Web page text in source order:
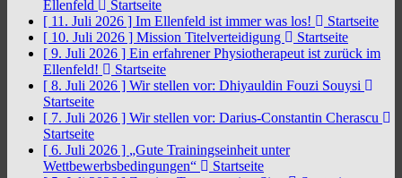
Ellenfeld
Startseite
[ 11. Juli 2026 ] Im Ellenfeld ist immer was los!
Startseite
[ 10. Juli 2026 ] Mission Titelverteidigung
Startseite
[ 9. Juli 2026 ] Ein erfahrener Physiotherapeut ist zurück im
Ellenfeld!
Startseite
[ 8. Juli 2026 ] Wir stellen vor: Dhiyauldin Fouzi Souysi
Startseite
[ 7. Juli 2026 ] Wir stellen vor: Darius-Constantin Cherascu
Startseite
[ 6. Juli 2026 ] „Gute Trainingseinheit unter
Wettbewerbsbedingungen“
Startseite